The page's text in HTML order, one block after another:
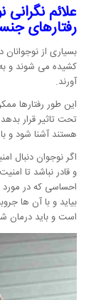
علائم
رفتارهای
بسیاری از
کشیده می شوند و
آورند.
این طور رفتارها
تحت تاثیر قرار
هستند آشنا شود و
اگر نوجوان دنبال
و قادر نباشد تا
احساسی که در مورد
بیاید و با آن ها
است و باید درمان